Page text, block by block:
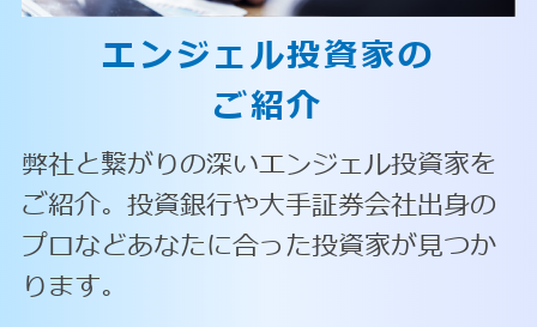
エンジェル投資家の
ご紹介
弊社と繋がりの深いエンジェル投資家を
ご紹介。投資銀行や大手証券会社出身の
プロなどあなたに合った投資家が見つか
ります。